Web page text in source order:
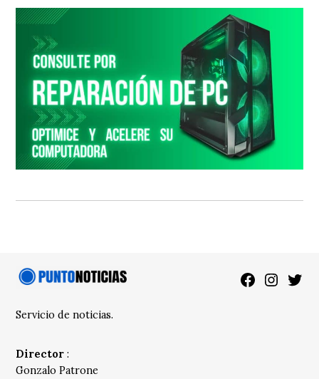
Facebook
Servicio de noticias.
Director :
Gonzalo Patrone